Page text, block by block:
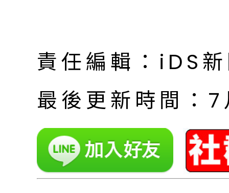
責任編輯：iDS
最後更新時間